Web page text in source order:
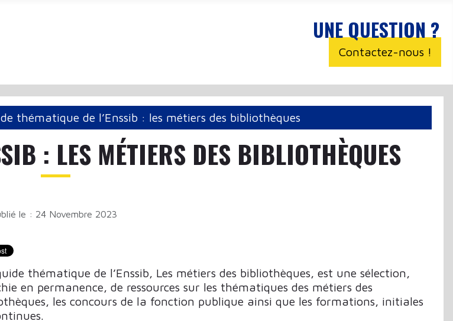
UNE QUESTION ?
Contactez-nous !
thématique de l’Enssib : les métiers des bibliothèques
: LES MÉTIERS DES BIBLIOTHÈQUES
le : 24 Novembre 2023
thématique de l’Enssib, Les métiers des bibliothèques, est une sélection,
en permanence, de ressources sur les thématiques des métiers des
les concours de la fonction publique ainsi que les formations, initiales